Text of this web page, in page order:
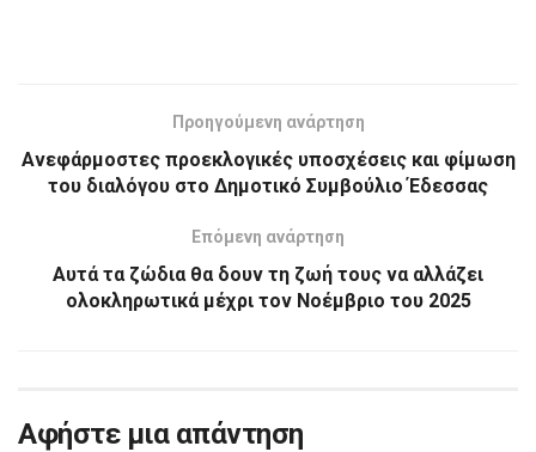
Προηγούμενη ανάρτηση
Ανεφάρμοστες προεκλογικές υποσχέσεις και φίμωση
του διαλόγου στο Δημοτικό Συμβούλιο Έδεσσας
Επόμενη ανάρτηση
Αυτά τα ζώδια θα δουν τη ζωή τους να αλλάζει
ολοκληρωτικά μέχρι τον Νοέμβριο του 2025
Αφήστε μια απάντηση